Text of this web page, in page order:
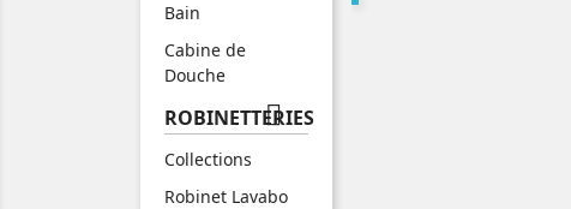
Bain
Cabine de
Douche
ROBINETTERIES

Collections
Robinet Lavabo